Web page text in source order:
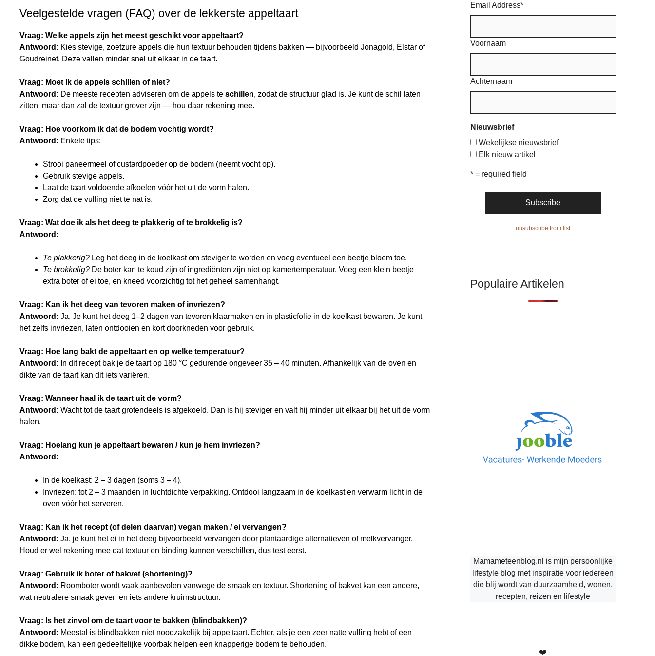
Veelgestelde vragen (FAQ) over de lekkerste appeltaart
Vraag: Welke appels zijn het meest geschikt voor appeltaart?
Antwoord: Kies stevige, zoetzure appels die hun textuur behouden tijdens bakken — bijvoorbeeld Jonagold, Elstar of
Goudreinet. Deze vallen minder snel uit elkaar in de taart.
Vraag: Moet ik de appels schillen of niet?
Antwoord: De meeste recepten adviseren om de appels te schillen, zodat de structuur glad is. Je kunt de schil laten
zitten, maar dan zal de textuur grover zijn — hou daar rekening mee.
Vraag: Hoe voorkom ik dat de bodem vochtig wordt?
Antwoord: Enkele tips:
Strooi paneermeel of custardpoeder op de bodem (neemt vocht op).
Gebruik stevige appels.
Laat de taart voldoende afkoelen vóór het uit de vorm halen.
Zorg dat de vulling niet te nat is.
Vraag: Wat doe ik als het deeg te plakkerig of te brokkelig is?
Antwoord:
Te plakkerig? Leg het deeg in de koelkast om steviger te worden en voeg eventueel een beetje bloem toe.
Te brokkelig? De boter kan te koud zijn of ingrediënten zijn niet op kamertemperatuur. Voeg een klein beetje
extra boter of ei toe, en kneed voorzichtig tot het geheel samenhangt.
Vraag: Kan ik het deeg van tevoren maken of invriezen?
Antwoord: Ja. Je kunt het deeg 1–2 dagen van tevoren klaarmaken en in plasticfolie in de koelkast bewaren. Je kunt
het zelfs invriezen, laten ontdooien en kort doorkneden voor gebruik.
Vraag: Hoe lang bakt de appeltaart en op welke temperatuur?
Antwoord: In dit recept bak je de taart op 180 °C gedurende ongeveer 35 – 40 minuten. Afhankelijk van de oven en
dikte van de taart kan dit iets variëren.
Vraag: Wanneer haal ik de taart uit de vorm?
Antwoord: Wacht tot de taart grotendeels is afgekoeld. Dan is hij steviger en valt hij minder uit elkaar bij het uit de vorm
halen.
Vraag: Hoelang kun je appeltaart bewaren / kun je hem invriezen?
Antwoord:
In de koelkast: 2 – 3 dagen (soms 3 – 4).
Invriezen: tot 2 – 3 maanden in luchtdichte verpakking. Ontdooi langzaam in de koelkast en verwarm licht in de
oven vóór het serveren.
Vraag: Kan ik het recept (of delen daarvan) vegan maken / ei vervangen?
Antwoord: Ja, je kunt het ei in het deeg bijvoorbeeld vervangen door plantaardige alternatieven of melkvervanger.
Houd er wel rekening mee dat textuur en binding kunnen verschillen, dus test eerst.
Vraag: Gebruik ik boter of bakvet (shortening)?
Antwoord: Roomboter wordt vaak aanbevolen vanwege de smaak en textuur. Shortening of bakvet kan een andere,
wat neutralere smaak geven en iets andere kruimstructuur.
Vraag: Is het zinvol om de taart voor te bakken (blindbakken)?
Antwoord: Meestal is blindbakken niet noodzakelijk bij appeltaart. Echter, als je een zeer natte vulling hebt of een
dikke bodem, kan een gedeeltelijke voorbak helpen een knapperige bodem te behouden.
Email Address*
Voornaam
Achternaam
Nieuwsbrief
Wekelijkse nieuwsbrief
Elk nieuw artikel
* = required field
unsubscribe from list
Populaire Artikelen
Mamameteenblog.nl is mijn persoonlijke
lifestyle blog met inspiratie voor iedereen
die blij wordt van duurzaamheid, wonen,
recepten, reizen en lifestyle
❤️